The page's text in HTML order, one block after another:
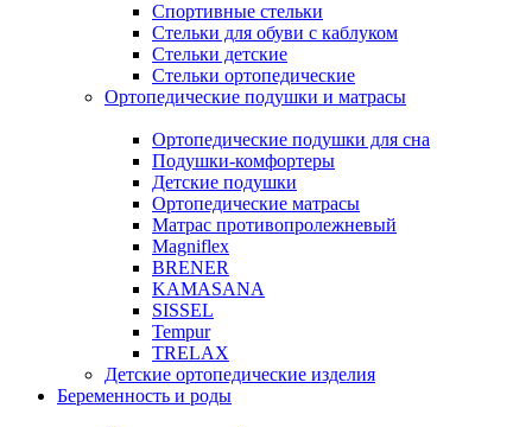
Спортивные стельки
Стельки для обуви с каблуком
Стельки детские
Стельки ортопедические
Ортопедические подушки и матрасы
Ортопедические подушки для сна
Подушки-комфортеры
Детские подушки
Ортопедические матрасы
Матрас противопролежневый
Magniflex
BRENER
KAMASANA
SISSEL
Tempur
TRELAX
Детские ортопедические изделия
Беременность и роды